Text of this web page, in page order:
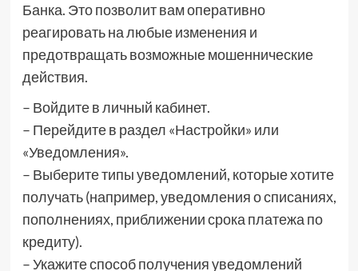
Банка. Это позволит вам оперативно
реагировать на любые изменения и
предотвращать возможные мошеннические
действия.
– Войдите в личный кабинет.
– Перейдите в раздел «Настройки» или
«Уведомления».
– Выберите типы уведомлений, которые хотите
получать (например, уведомления о списаниях,
пополнениях, приближении срока платежа по
кредиту).
– Укажите способ получения уведомлений